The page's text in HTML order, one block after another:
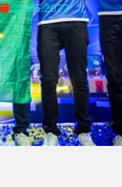
25.05.2022